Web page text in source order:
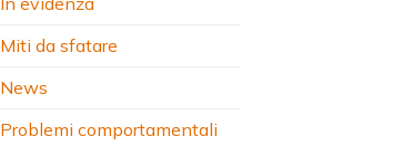
Miti da sfatare
News
Problemi comportamentali